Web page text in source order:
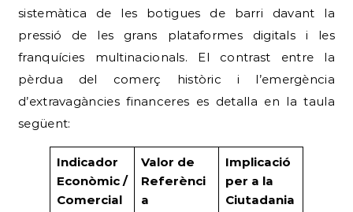
sistemàtica de les botigues de barri davant la
pressió de les grans plataformes digitals i les
franquícies multinacionals. El contrast entre la
pèrdua del comerç històric i l’emergència
d’extravagàncies financeres es detalla en la taula
següent:
Indicador
Econòmic /
Comercial
Valor de
Referènci
a
Implicació
per a la
Ciutadania